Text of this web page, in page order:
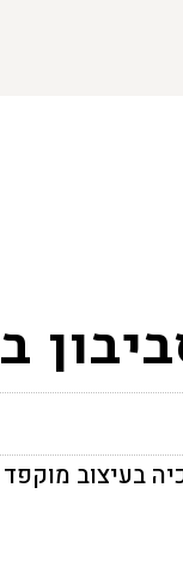
בעיצוב